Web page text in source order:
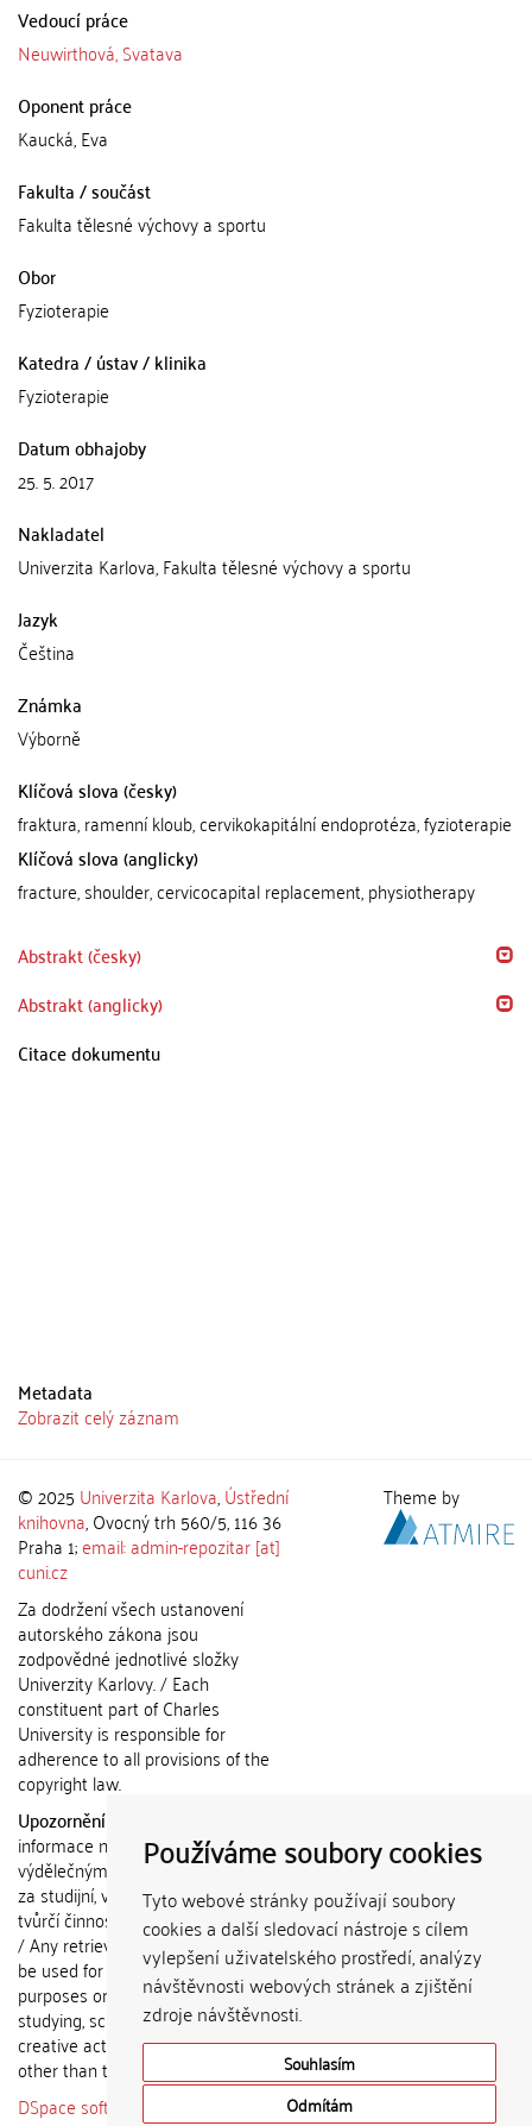
Používáme soubory cookies
Tyto webové stránky používají soubory
cookies a další sledovací nástroje s cílem
vylepšení uživatelského prostředí, analýzy
návštěvnosti webových stránek a zjištění
zdroje návštěvnosti.
Souhlasím
Odmítám
Vedoucí práce
Neuwirthová, Svatava
Oponent práce
Kaucká, Eva
Fakulta / součást
Fakulta tělesné výchovy a sportu
Obor
Fyzioterapie
Katedra / ústav / klinika
Fyzioterapie
Datum obhajoby
25. 5. 2017
Nakladatel
Univerzita Karlova, Fakulta tělesné výchovy a sportu
Jazyk
Čeština
Známka
Výborně
Klíčová slova (česky)
fraktura, ramenní kloub, cervikokapitální endoprotéza, fyzioterapie
Klíčová slova (anglicky)
fracture, shoulder, cervicocapital replacement, physiotherapy
Abstrakt (česky)
Abstrakt (anglicky)
Citace dokumentu
Metadata
Zobrazit celý záznam
© 2025 Univerzita Karlova,Ústřední
knihovna, Ovocný trh 560/5, 116 36
Praha 1;email: admin-repozitar [at]
cuni.cz
Za dodržení všech ustanovení
autorského zákona jsou
zodpovědné jednotlivé složky
Univerzity Karlovy. / Each
constituent part of Charles
University is responsible for
adherence to all provisions of the
copyright law.
Upozornění / Notice:
informace nemohou být použity k
výdělečným účelům nebo vydávány
za studijní, vědeckou nebo jinou
tvůrčí činnost jiné osoby než autora.
/ Any retrieved information shall not
be used for any commercial
purposes or claimed as results of
studying, scientific or any other
creative activities of any person
other than the author.
DSpace software
copyright © 2002-
Theme by